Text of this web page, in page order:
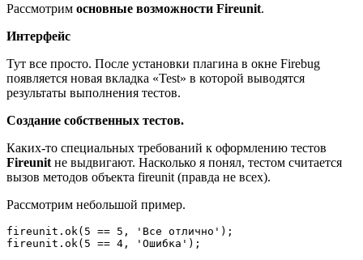
Рассмотрим основные возможности Fireunit.
Интерфейс
Тут все просто. После установки плагина в окне Firebug
появляется новая вкладка «Test» в которой выводятся
результаты выполнения тестов.
Создание собственных тестов.
Каких-то специальных требований к оформлению тестов
Fireunit не выдвигают. Насколько я понял, тестом считается
вызов методов объекта fireunit (правда не всех).
Рассмотрим небольшой пример.
fireunit.ok(5 == 5, 'Все отлично');
fireunit.ok(5 == 4, 'Ошибка');